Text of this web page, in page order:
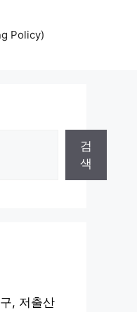
Policy)
검
색
, 저출산